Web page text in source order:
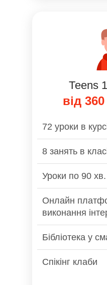
Тееns
72 уроки в
8 занять в
Уроки по 90 хв.
Онлайн
виконання
Бібліотека у
Спікінг клаби
від